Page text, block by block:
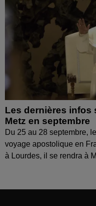
Les dernières infos
Metz en septembre
Du 25 au 28 septembre,
voyage apostolique en
à Lourdes, il se rendra à